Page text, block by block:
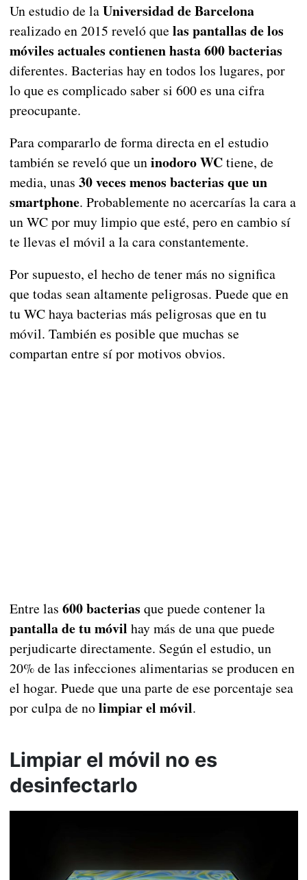
Un estudio de laUniversidad de Barcelona
realizado en 2015 reveló que las pantallas de los
móviles actuales contienen hasta 600 bacterias
diferentes. Bacterias hay en todos los lugares, por
lo que es complicado saber si 600 es una cifra
preocupante.
Para compararlo de forma directa en el estudio
también se reveló que uninodoro WCtiene, de
media, unas 30 veces menos bacterias que un
smartphone. Probablemente no acercarías la cara a
un WC por muy limpio que esté, pero en cambio sí
te llevas el móvil a la cara constantemente.
Por supuesto, el hecho de tener más no significa
que todas sean altamente peligrosas. Puede que en
tu WC haya bacterias más peligrosas que en tu
móvil. También es posible que muchas se
compartan entre sí por motivos obvios.
Entre las 600 bacterias que puede contener la
pantalla de tu móvil hay más de una que puede
perjudicarte directamente. Según el estudio, un
20% de las infecciones alimentarias se producen en
el hogar. Puede que una parte de ese porcentaje sea
por culpa de nolimpiar el móvil.
Limpiar el móvil no es
desinfectarlo